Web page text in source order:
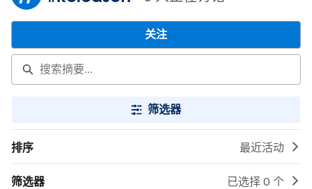
关注
筛选器
排序 最近活动
筛选器 已选择 0 个